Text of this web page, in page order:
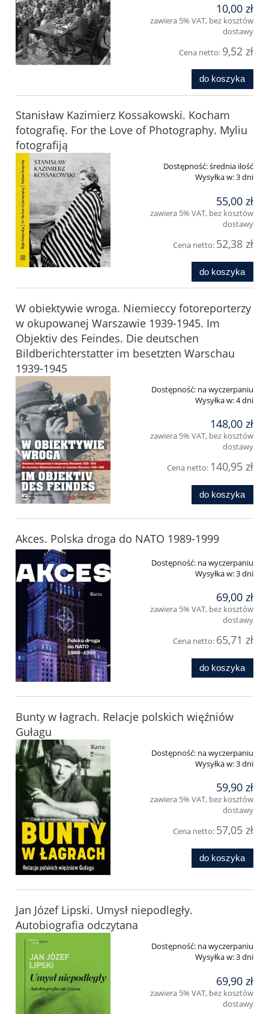
10,00 zł
zawiera 5% VAT, bez kosztów
dostawy
Cena netto: 9,52 zł
do koszyka
Stanisław Kazimierz Kossakowski. Kocham
fotografię. For the Love of Photography. Myliu
fotografiją
Dostępność:średnia ilość
Wysyłka w:3 dni
55,00 zł
zawiera 5% VAT, bez kosztów
dostawy
Cena netto: 52,38 zł
do koszyka
W obiektywie wroga. Niemieccy fotoreporterzy
w okupowanej Warszawie 1939-1945. Im
Objektiv des Feindes. Die deutschen
Bildberichterstatter im besetzten Warschau
1939-1945
Dostępność: na wyczerpaniu
Wysyłka w:4 dni
148,00 zł
zawiera 5% VAT, bez kosztów
dostawy
Cena netto: 140,95 zł
do koszyka
Akces. Polska droga do NATO 1989-1999
Dostępność: na wyczerpaniu
Wysyłka w:3 dni
69,00 zł
zawiera 5% VAT, bez kosztów
dostawy
Cena netto: 65,71 zł
do koszyka
Bunty w łagrach. Relacje polskich więźniów
Gułagu
Dostępność: na wyczerpaniu
Wysyłka w:3 dni
59,90 zł
zawiera 5% VAT, bez kosztów
dostawy
Cena netto: 57,05 zł
do koszyka
Jan Józef Lipski. Umysł niepodległy.
Autobiografia odczytana
Dostępność: na wyczerpaniu
Wysyłka w:3 dni
69,90 zł
zawiera 5% VAT, bez kosztów
dostawy